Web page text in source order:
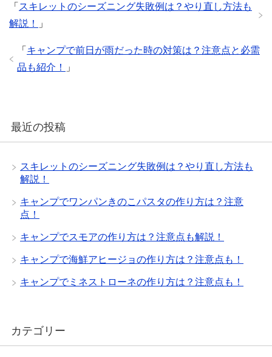
「 スキレットのシーズニング失敗例は？やり直し方法も
解説！
」
「 キャンプで前日が雨だった時の対策は？注意点と必需
品も紹介！
」
最近の投稿
スキレットのシーズニング失敗例は？やり直し方法も
解説！
キャンプでワンパンきのこパスタの作り方は？注意
点！
キャンプでスモアの作り方は？注意点も解説！
キャンプで海鮮アヒージョの作り方は？注意点も！
キャンプでミネストローネの作り方は？注意点も！
カテゴリー